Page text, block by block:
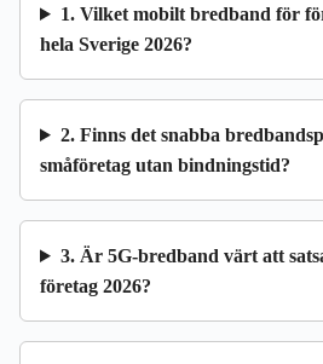
1. Vilket mobilt bredband för
hela Sverige 2026?
2. Finns det snabba
småföretag utan bindningstid?
3. Är 5G-bredband värt att
företag 2026?